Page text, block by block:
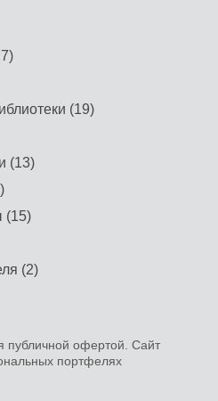
(19)
(13)
(15)
(2)
публичной офертой. Сайт
портфелях